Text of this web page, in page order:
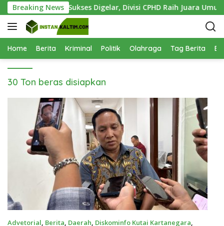
a
g
u
Breaking News
KPC 2026 Sukses Digelar, Divisi CPHD Raih Juara Umum
Home Berita Kriminal Politik Olahraga Tag Berita
30 Ton beras disiapkan
Advetorial, Berita, Daerah, Diskominfo Kutai Kartanegara,